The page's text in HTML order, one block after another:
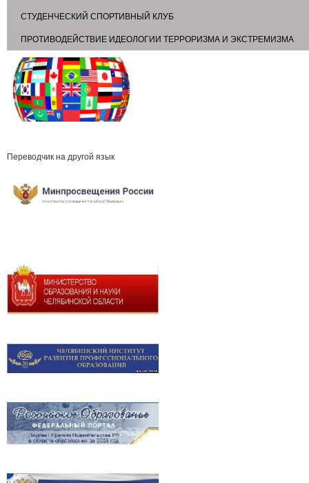
СТУДЕНЧЕСКИЙ СПОРТИВНЫЙ КЛУБ
ПРОТИВОДЕЙСТВИЕ ИДЕОЛОГИИ ТЕРРОРИЗМА И ЭКСТРЕМИЗМА
Переводчик на другой язык